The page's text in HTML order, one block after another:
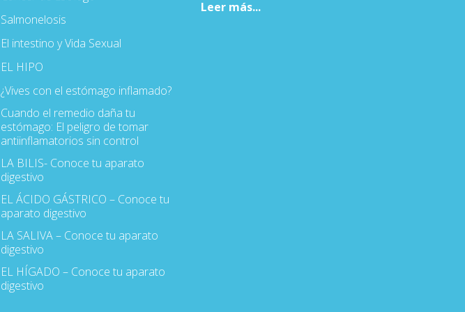
Salmonelosis
El intestino y Vida Sexual
EL HIPO
¿Vives con el estómago inflamado?
Cuando el remedio daña tu
estómago: El peligro de tomar
antiinflamatorios sin control
LA BILIS- Conoce tu aparato
digestivo
EL ÁCIDO GÁSTRICO – Conoce tu
aparato digestivo
LA SALIVA – Conoce tu aparato
digestivo
EL HÍGADO – Conoce tu aparato
digestivo
Leer más...